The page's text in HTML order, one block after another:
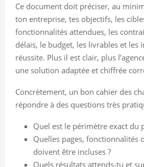
Ce document doit préciser, au
ton entreprise, tes objectifs, les
fonctionnalités attendues, les
délais, le budget, les livrables et les
réussite. Plus il est clair, plus
une solution adaptée et chiffrée
Concrètement, un bon cahier des
répondre à des questions très
Quel est le périmètre exact du
Quelles pages, fonctionnalités
doivent être incluses ?
Quels résultats attends-tu et